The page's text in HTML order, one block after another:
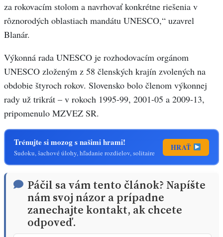
za rokovacím stolom a navrhovať konkrétne riešenia v
rôznorodých oblastiach mandátu UNESCO,“ uzavrel
Blanár.
Výkonná rada UNESCO je rozhodovacím orgánom
UNESCO zloženým z 58 členských krajín zvolených na
obdobie štyroch rokov. Slovensko bolo členom výkonnej
rady už trikrát – v rokoch 1995-99, 2001-05 a 2009-13,
pripomenulo MZVEZ SR.
Trénujte si mozog s našimi hrami!
Sudoku, šachové úlohy, hľadanie rozdielov, solitaire
HRAŤ
Páčil sa vám tento článok? Napíšte
nám svoj názor a prípadne
zanechajte kontakt, ak chcete
odpoveď.